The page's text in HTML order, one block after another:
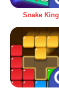
Snake King